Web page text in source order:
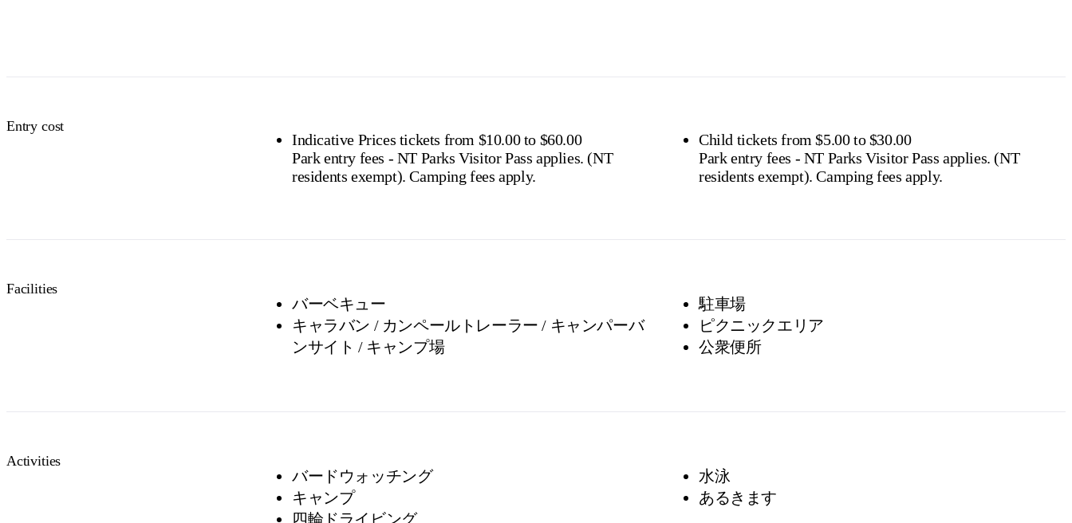
Entry cost
Indicative Prices tickets from $10.00 to $60.00
Park entry fees - NT Parks Visitor Pass applies. (NT
residents exempt). Camping fees apply.
Child tickets from $5.00 to $30.00
Park entry fees - NT Parks Visitor Pass applies. (NT
residents exempt). Camping fees apply.
Facilities
バーベキュー
キャラバン / カンペールトレーラー / キャンパーバ
ンサイト / キャンプ場
駐車場
ピクニックエリア
公衆便所
Activities
バードウォッチング
キャンプ
四輪ドライビング
水泳
あるきます